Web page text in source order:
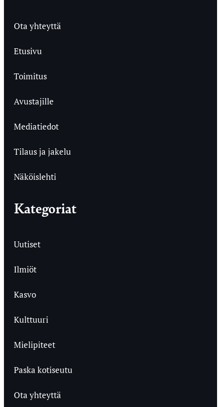
Ota yhteyttä
Etusivu
Toimitus
Avustajille
Mediatiedot
Tilaus ja jakelu
Näköislehti
Kategoriat
Uutiset
Ilmiöt
Kasvo
Kulttuuri
Mielipiteet
Paska kotiseutu
Ota yhteyttä